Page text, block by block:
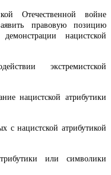
Отечественной войне
правовую позицию
нацистской
экстремистской
нацистской атрибутики
с нацистской атрибутикой
или символики